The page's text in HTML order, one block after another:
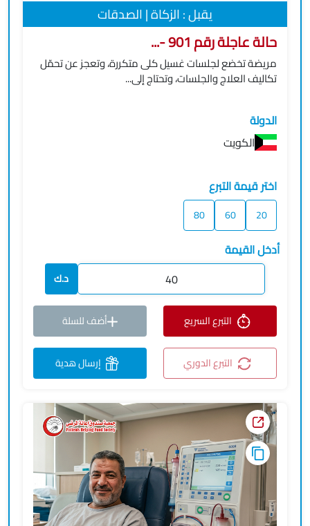
يقبل : الزكاة | الصدقات
حالة عاجلة رقم 901 -...
مريضة تخضع لجلسات غسيل كلى متكررة، وتعجز عن تحمّل
تكاليف العلاج والجلسات، وتحتاج إلى...
الدولة
الكويت
اختر قيمة التبرع
20
60
80
أدخل القيمة
د.ك
التبرع السريع أضف للسلة
التبرع الدوري إرسال هدية